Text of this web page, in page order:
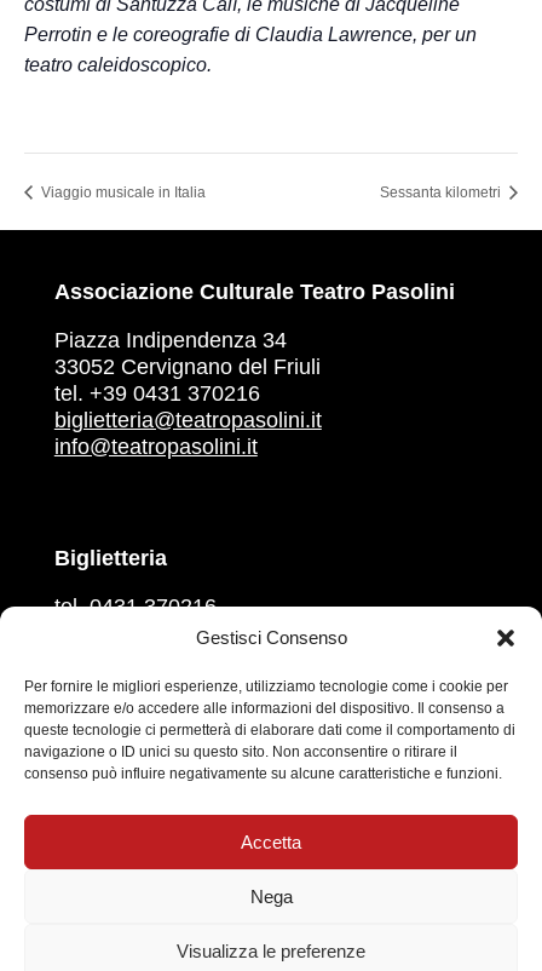
Gestisci Consenso
Per fornire le migliori esperienze, utilizziamo tecnologie come i cookie per
memorizzare e/o accedere alle informazioni del dispositivo. Il consenso a
queste tecnologie ci permetterà di elaborare dati come il comportamento di
navigazione o ID unici su questo sito. Non acconsentire o ritirare il
consenso può influire negativamente su alcune caratteristiche e funzioni.
Accetta
Nega
Visualizza le preferenze
costumi di Santuzza Calì, le musiche di Jacqueline
Perrotin e le coreografie di Claudia Lawrence, per un
teatro caleidoscopico.
Viaggio musicale in Italia Sessanta kilometri
Associazione Culturale Teatro Pasolini
Piazza Indipendenza 34
33052 Cervignano del Friuli
tel. +39 0431 370216
biglietteria@teatropasolini.it
info@teatropasolini.it
Biglietteria
tel. 0431 370216
martedì, mercoledì, venerdì
giovedì e sabato
ore 10.00 – 12.00
Prevendita sul circuito Vivaticket
Informativa sul trattamento dei dati personali